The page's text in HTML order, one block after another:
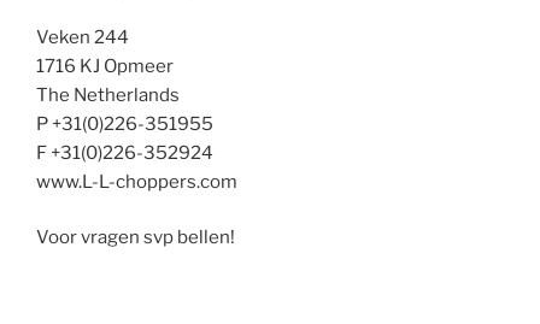
Veken 244
1716 KJ Opmeer
The Netherlands
P +31(0)226-351955
F +31(0)226-352924
www.L-L-choppers.com
Voor vragen svp bellen!